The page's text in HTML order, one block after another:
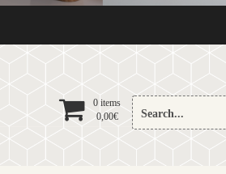
0 items
0,00€
Search
for: